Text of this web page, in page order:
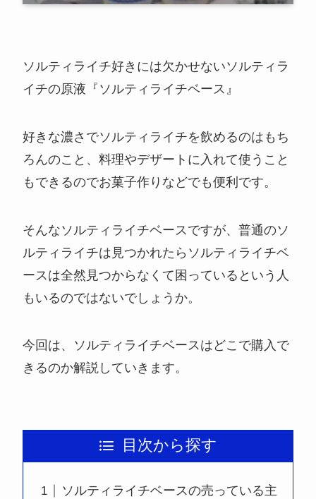
ソルティライチ好きには欠かせないソルティラ
イチの原液『ソルティライチベース』
好きな濃さでソルティライチを飲めるのはもち
ろんのこと、料理やデザートに入れて使うこと
もできるのでお菓子作りなどでも便利です。
そんなソルティライチベースですが、普通のソ
ルティライチは見つかれたらソルティライチベ
ースは全然見つからなくて困っているという人
もいるのではないでしょうか。
今回は、ソルティライチベースはどこで購入で
きるのか解説していきます。
目次から探す
ソルティライチベースの売っている主